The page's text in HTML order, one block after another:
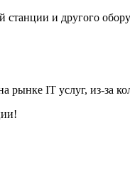
станции и другого
IT услуг, из-за